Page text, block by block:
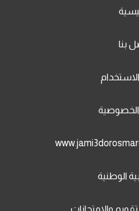
بنا
الوطنية
والامتحانات